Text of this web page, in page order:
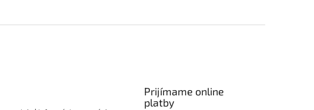
Prijímame online
platby